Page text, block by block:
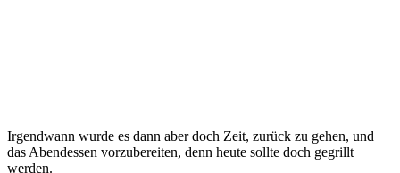
Irgendwann wurde es dann aber doch Zeit, zurück zu gehen, und
das Abendessen vorzubereiten, denn heute sollte doch gegrillt
werden.